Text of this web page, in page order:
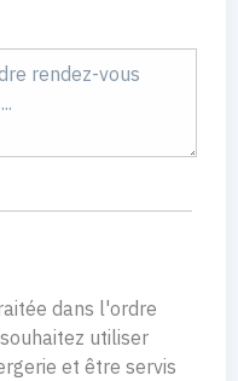
dans l'ordre
utiliser
et être servis